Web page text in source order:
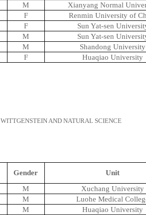
M
Xianyang Normal
F
Renmin University of
F
Sun Yat-sen
M
Sun Yat-sen
M
Shandong University
F Huaqiao University
WITTGENSTEIN AND NATURAL SCIENCE
Gender
Unit
M
Xuchang University
M
Luohe Medical
M
Huaqiao University